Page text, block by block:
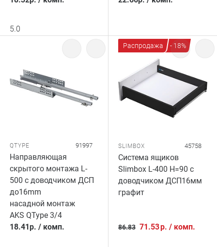
5.0
QTYPE 91997
Направляющая
скрытого монтажа L-
500 с доводчиком ДСП
до16mm
насадной монтаж
AKS QType 3/4
18.41р. / комп.
Распродажа - 18%
SLIMBOX 45758
Система ящиков
Slimbox L-400 H=90 с
доводчиком ДСП16мм
графит
86.83 71.53р. / комп.